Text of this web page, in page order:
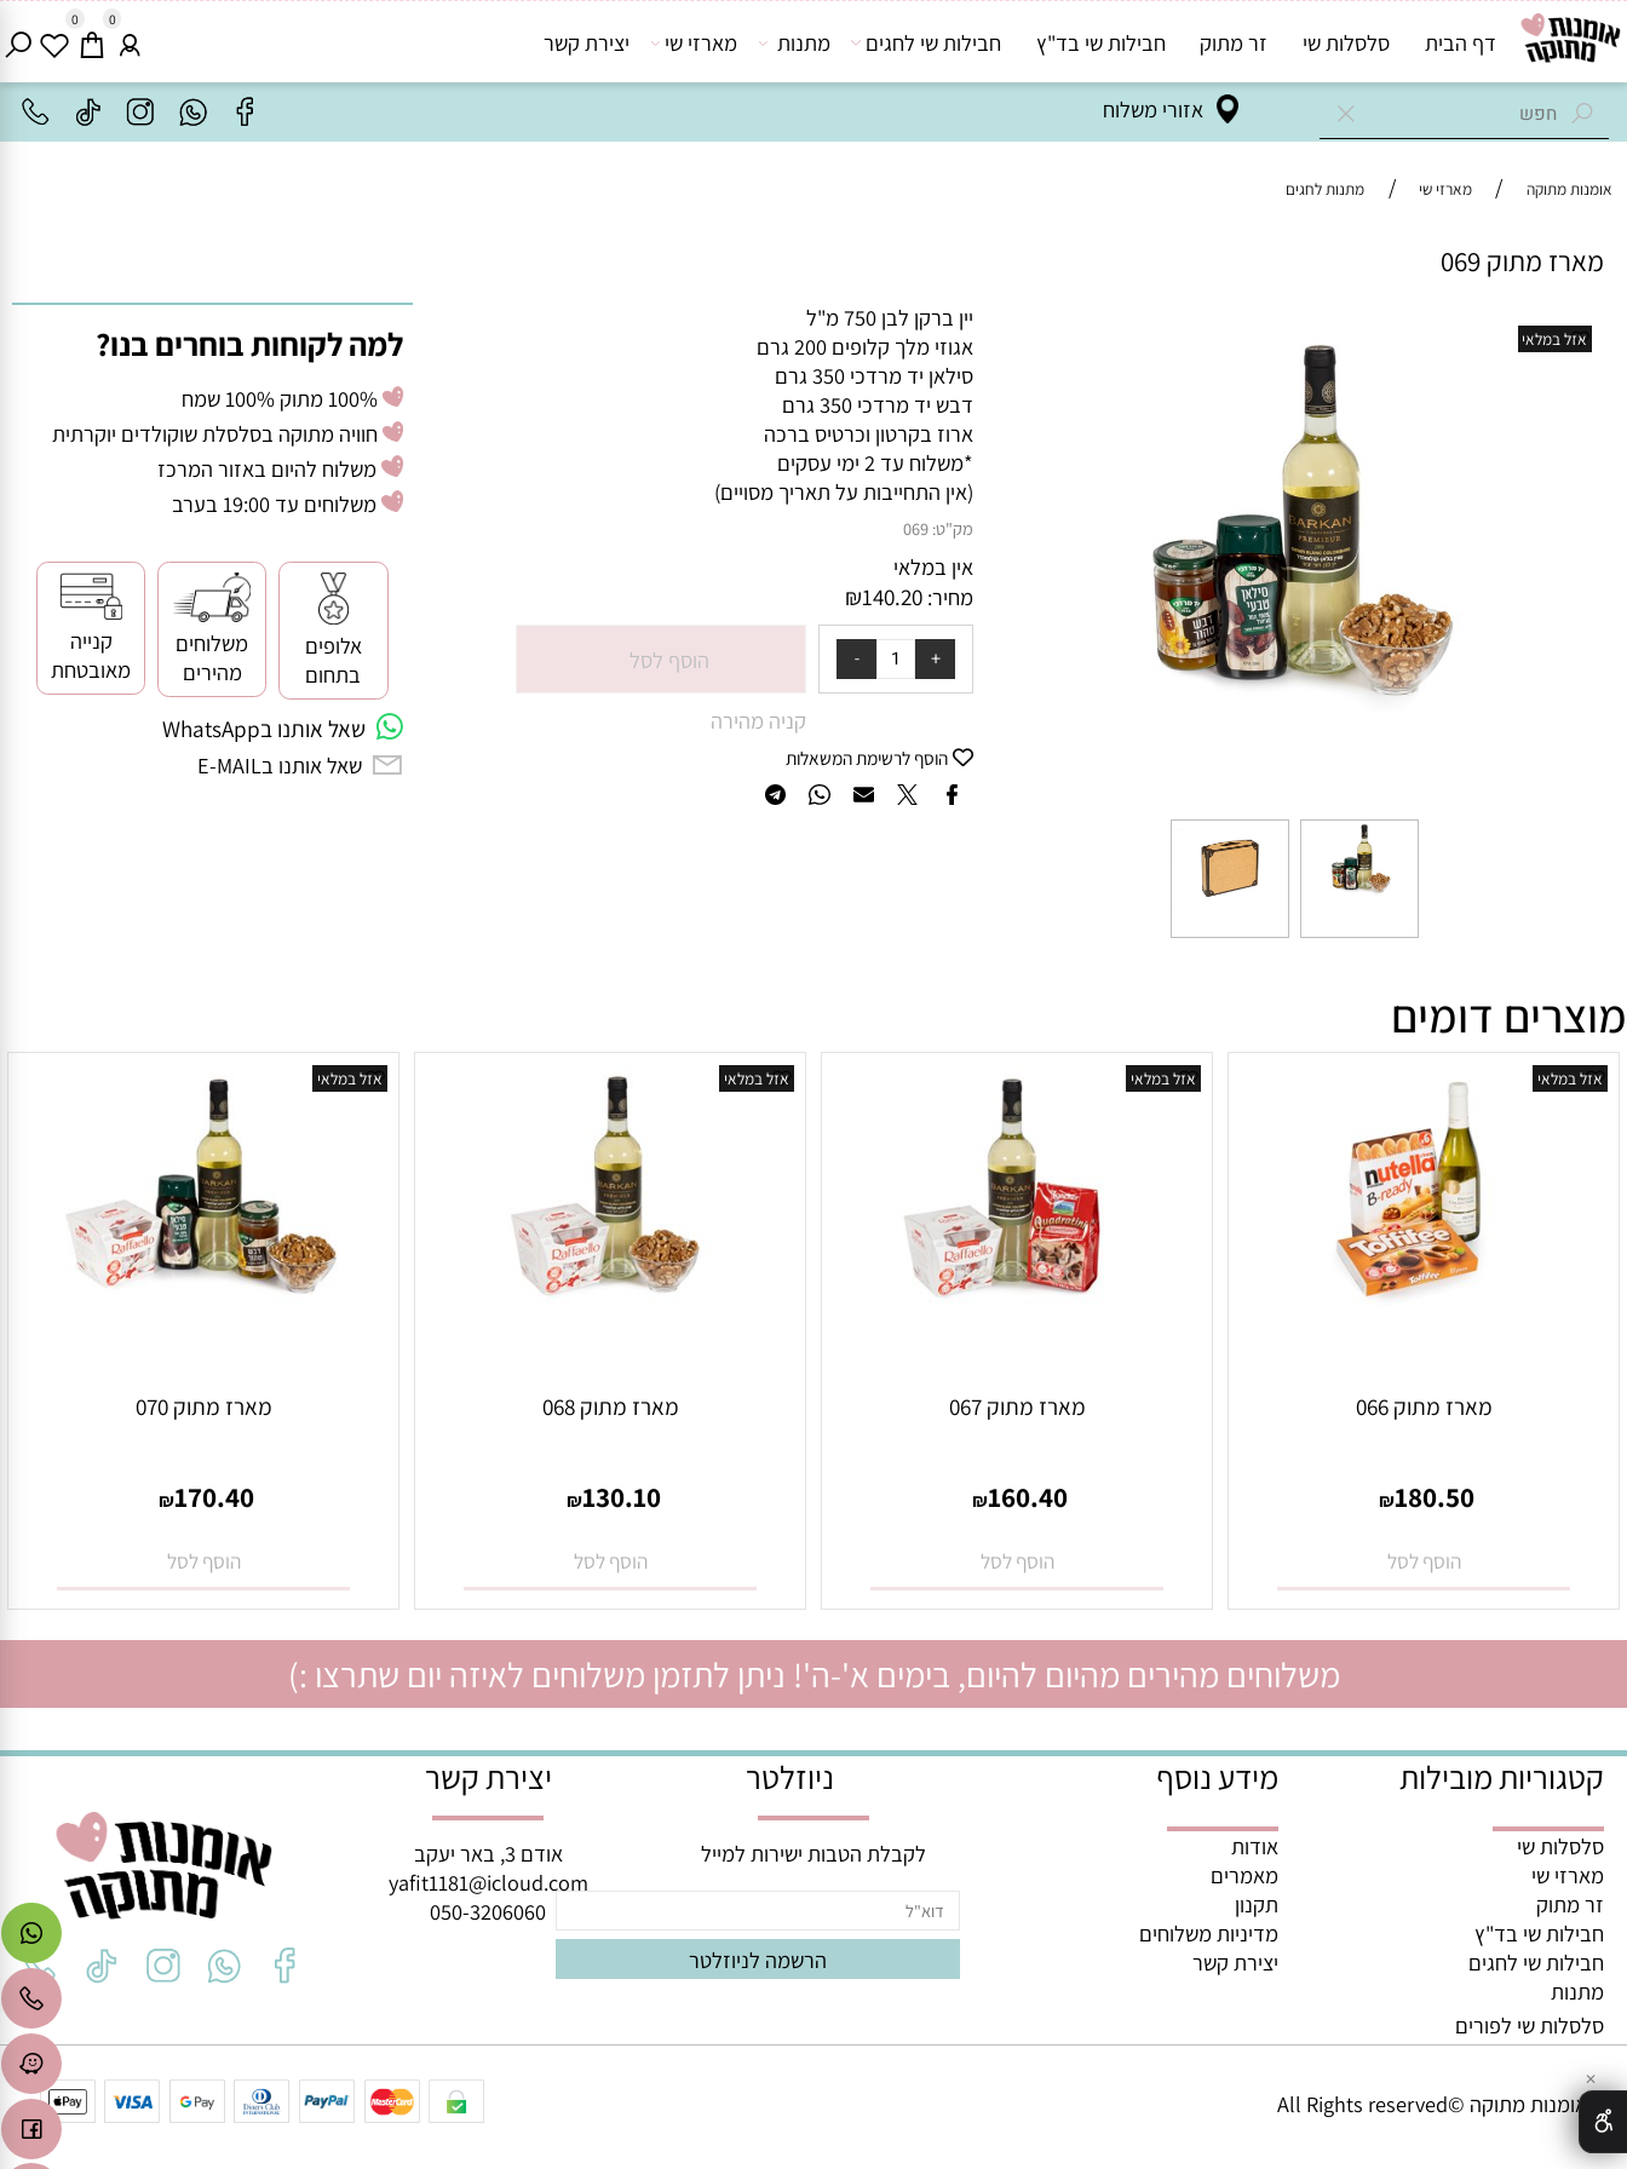
אזורי משלוח
0 0
דף הבית סלסלות שי זר מתוק חבילות שי בד"ץ חבילות שי לחגים מתנות מארזי שי יצירת קשר
/ מארזי שי / מתנות לחגים
069
יין ברקן לבן 750 מ"ל
אגוזי מלך קלופים 200 גרם
סילאן יד מרדכי 350 גרם
דבש יד מרדכי 350 גרם
ארוז בקרטון וכרטיס ברכה
*משלוח עד 2 ימי עסקים
(אין התחייבות על תאריך מסויים)
אין במלאי
מחיר: ₪140.20
הוסף לסל
קניה מהירה
הוסף לרשימת המשאלות
למה לקוחות בוחרים בנו?
100% מתוק 100% שמח
חוויה מתוקה בסלסלת שוקולדים יוקרתית
משלוח להיום באזור המרכז
אלופים
בתחום
משלוחים
מהירים
קנייה
מאובטחת
שאל אותנו בWhatsApp
דומים
₪180.50
₪160.40
₪130.10
₪170.40
משלוחים מהירים מהיום להיום, בימים א'-ה'! ניתן לתזמן משלוחים לאיזה יום שתרצו :)
מובילות
שי
שי
שי בד"ץ
שי לחגים
שי לפורים
מידע נוסף
מאמרים
יצירת קשר
ניוזלטר
לקבלת הטבות ישירות למייל
יצירת קשר
אודם 3, באר יעקב